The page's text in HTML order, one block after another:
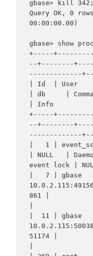
gbase> kill 342;
Query OK, 0
00:00:00.00)
gbase> show
+-----
--+--------
-------------
| Id  | User
| db     |
| Info
+-----
--+--------
-------------
|   1 |
| NULL   |
event lock |
|   7 | gbase
861 |
|  11 | gbase
51174 |